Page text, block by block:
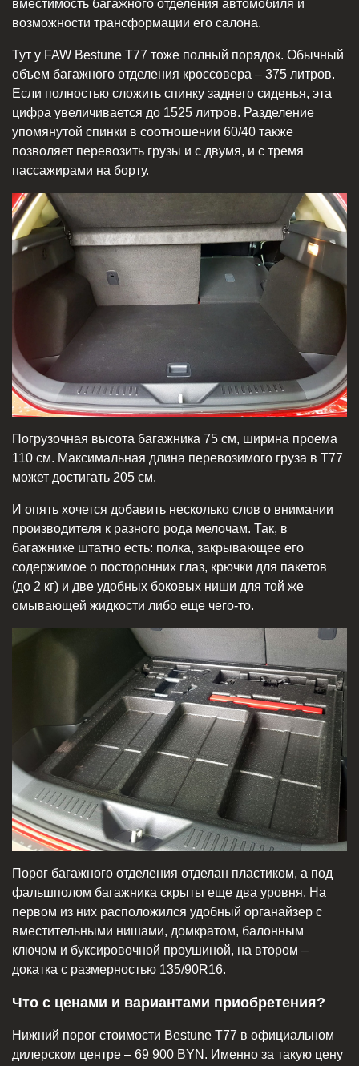
вместимость багажного отделения автомобиля и
возможности трансформации его салона.
Тут у FAW Bestune T77 тоже полный порядок. Обычный
объем багажного отделения кроссовера – 375 литров.
Если полностью сложить спинку заднего сиденья, эта
цифра увеличивается до 1525 литров. Разделение
упомянутой спинки в соотношении 60/40 также
позволяет перевозить грузы и с двумя, и с тремя
пассажирами на борту.
Погрузочная высота багажника 75 см, ширина проема
110 см. Максимальная длина перевозимого груза в T77
может достигать 205 см.
И опять хочется добавить несколько слов о внимании
производителя к разного рода мелочам. Так, в
багажнике штатно есть: полка, закрывающее его
содержимое о посторонних глаз, крючки для пакетов
(до 2 кг) и две удобных боковых ниши для той же
омывающей жидкости либо еще чего-то.
Порог багажного отделения отделан пластиком, а под
фальшполом багажника скрыты еще два уровня. На
первом из них расположился удобный органайзер с
вместительными нишами, домкратом, балонным
ключом и буксировочной проушиной, на втором –
докатка с размерностью 135/90R16.
Что с ценами и вариантами приобретения?
Нижний порог стоимости Bestune T77 в официальном
дилерском центре – 69 900 BYN. Именно за такую цену